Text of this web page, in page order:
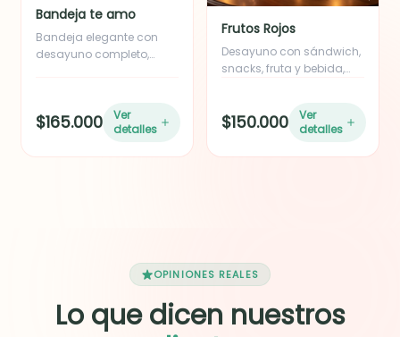
lechuga fresca y nuestra
salsa de la casa, parfait,
cubiertos de madera y
una tarjeta con mensaje
personalizado.
Bandeja te amo
Bandeja elegante con
desayuno completo,
personalizado.
$165.000
Ver
detalles
Frutos Rojos
Desayuno con sándwich,
snacks, fruta y bebida,
incluye tarjeta
personalizada.
$150.000
Ver
detalles
OPINIONES REALES
Lo que dicen nuestros